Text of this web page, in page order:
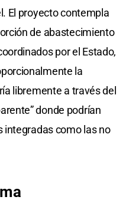
El proyecto contempla
de abastecimiento
por el Estado,
la
libremente a través del
donde podrían
integradas como las no